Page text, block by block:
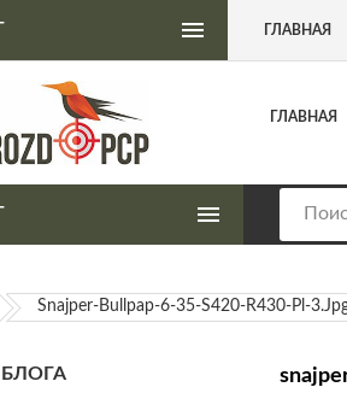
пневматического оружия
ГЛАВНАЯ
ГЛАВНАЯ
Snajper-Bullpap-6-35-S420-R430-Pl-